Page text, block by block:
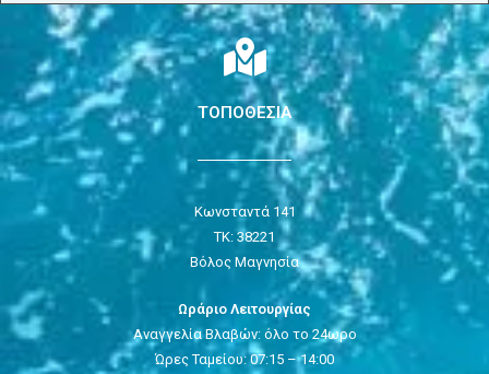
ΤΟΠΟΘΕΣΙΑ
Κωνσταντά 141
ΤΚ: 38221
Βόλος Μαγνησία
Ωράριο Λειτουργίας
Αναγγελία Βλαβών: όλο το 24ωρο
Ώρες Ταμείου: 07:15 – 14:00